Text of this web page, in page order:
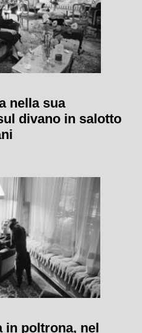
nella sua
divano in salotto
in poltrona, nel